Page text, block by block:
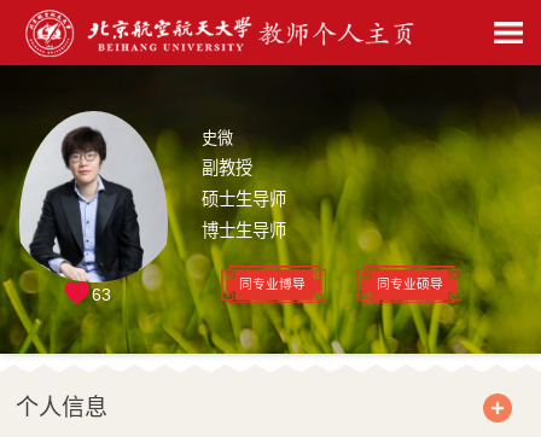
史微
副教授
硕士生导师
博士生导师
同专业博导 同专业硕导
63
个人信息